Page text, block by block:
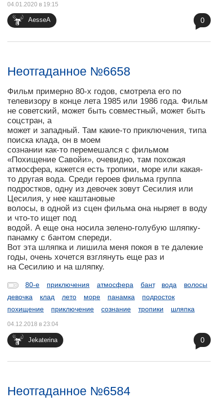
AesseA
04.01.2020 в 19:15
0
Неотгаданное №6658
Фильм примерно 80-х годов, смотрела его по
телевизору в конце лета 1985 или 1986 года. Фильм
не советский, может быть совместный, может быть
соцстран, а
может и западный. Там какие-то приключения, типа
поиска клада, он в моем
сознании как-то перемешался с фильмом
«Похищение Савойи», очевидно, там похожая
атмосфера, кажется есть тропики, море или какая-
то другая вода. Среди героев фильма группа
подростков, одну из девочек зовут Сесилия или
Цесилия, у нее каштановые
волосы, в одной из сцен фильма она ныряет в воду
и что-то ищет под
водой. А еще она носила зелено-голубую шляпку-
панамку с бантом спереди.
Вот эта шляпка и лишила меня покоя в те далекие
годы, очень хочется взглянуть еще раз и
на Сесилию и на шляпку.
80-е приключения атмосфера бант вода
волосы
девочка
клад лето море панамка
подросток
похищение
приключение сознание тропики шляпка
Jekaterina
04.12.2018 в 23:04
0
Неотгаданное №6584